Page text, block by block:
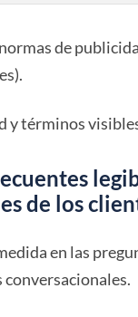
de
y términos
de los
en las
conversacionales.